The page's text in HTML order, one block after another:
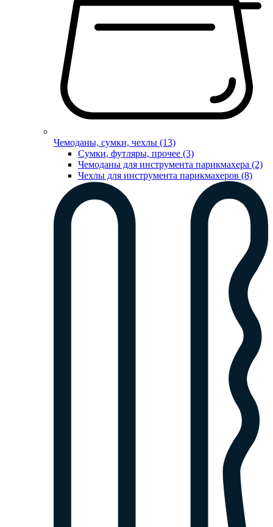
Чемоданы, сумки, чехлы (13)
Сумки, футляры, прочее (3)
Чемоданы для инструмента парикмахера (2)
Чехлы для инструмента парикмахеров (8)